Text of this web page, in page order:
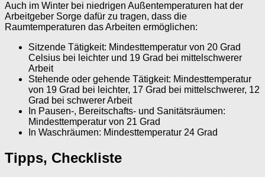
Auch im Winter bei niedrigen Außentemperaturen hat der
Arbeitgeber Sorge dafür zu tragen, dass die
Raumtemperaturen das Arbeiten ermöglichen:
Sitzende Tätigkeit: Mindesttemperatur von 20 Grad
Celsius bei leichter und 19 Grad bei mittelschwerer
Arbeit
Stehende oder gehende Tätigkeit: Mindesttemperatur
von 19 Grad bei leichter, 17 Grad bei mittelschwerer, 12
Grad bei schwerer Arbeit
In Pausen-, Bereitschafts- und Sanitätsräumen:
Mindesttemperatur von 21 Grad
In Waschräumen: Mindesttemperatur 24 Grad
Tipps, Checkliste